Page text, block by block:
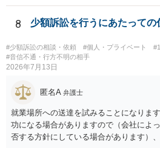
と、もし異議申立てがなされる可能性が
（通常訴訟へ移行する日数分空転する）
その異議後の通常訴訟は相手方の住所地
に相手方が遠方である場合は）対応が面
手方の主張については、和解で減額を考
お、残念ながら、「連絡も返ってこず、
せん。
8 少額訴訟を行うにあたっての
#少額訴訟の相談・依頼 #個人・プライベート
#音信不通・行方不明の相手
2026年7月13日
匿名A 弁護士
就業場所への送達を試みることになりま
功になる場合がありますので（会社によ
否する方針にしている場合があります）